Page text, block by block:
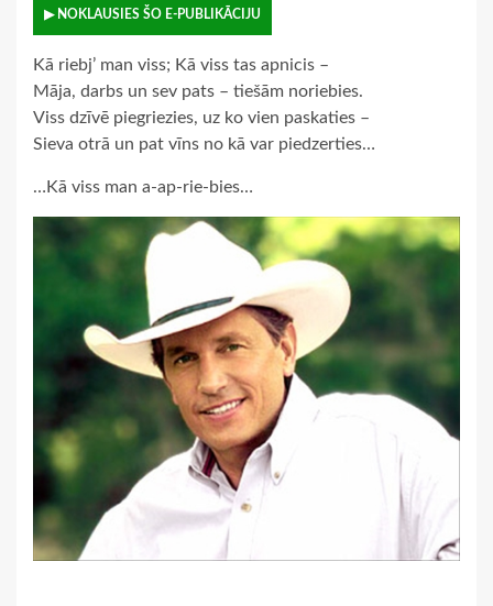
▶ NOKLAUSIES ŠO E-PUBLIKĀCIJU
Kā riebj’ man viss; Kā viss tas apnicis –
Māja, darbs un sev pats – tiešām noriebies.
Viss dzīvē piegriezies, uz ko vien paskaties –
Sieva otrā un pat vīns no kā var piedzerties…
…Kā viss man a-ap-rie-bies…